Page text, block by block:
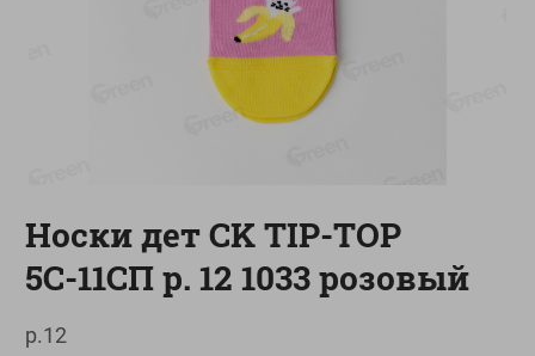
Показать 15-28 из 79
О сервисе
Настройки файлов cookie
Мой Green
Носки дет CK TIP-TOP
5С-11СП р. 12 1033 розовый
р.12